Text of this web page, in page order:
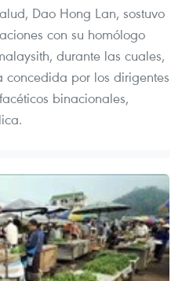
Dao Hong Lan, sostuvo
con su homólogo
durante las cuales,
por los dirigentes
binacionales,